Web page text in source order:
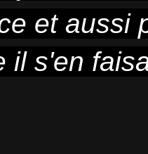
et aussi
il s'en